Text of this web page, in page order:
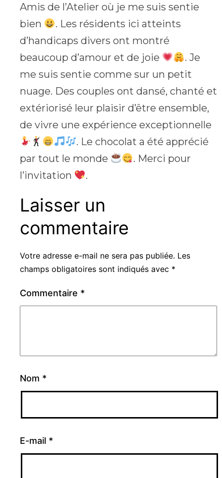
Amis de l’Atelier où je me suis sentie
bien
. Les résidents ici atteints
d’handicaps divers ont montré
beaucoup d’amour et de joie
. Je
me suis sentie comme sur un petit
nuage. Des couples ont dansé, chanté et
extériorisé leur plaisir d’être ensemble,
de vivre une expérience exceptionnelle
. Le chocolat a été apprécié
par tout le monde
. Merci pour
l’invitation
.
Laisser un
commentaire
Votre adresse e-mail ne sera pas publiée. Les
champs obligatoires sont indiqués avec *
Commentaire *
Nom *
E-mail *